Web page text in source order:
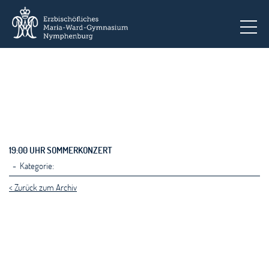
19:00 UHR SOMMERKONZERT
- Kategorie:
< Zurück zum Archiv